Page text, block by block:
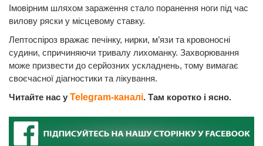
Імовірним шляхом зараження стало поранення ноги під час
вилову ряски у місцевому ставку.
Лептоспіроз вражає печінку, нирки, м’язи та кровоносні
судини, спричиняючи тривалу лихоманку. Захворювання
може призвести до серйозних ускладнень, тому вимагає
своєчасної діагностики та лікування.
Читайте нас у Telegram-каналі. Там коротко і ясно.